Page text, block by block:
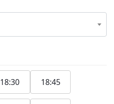
18:30 18:45